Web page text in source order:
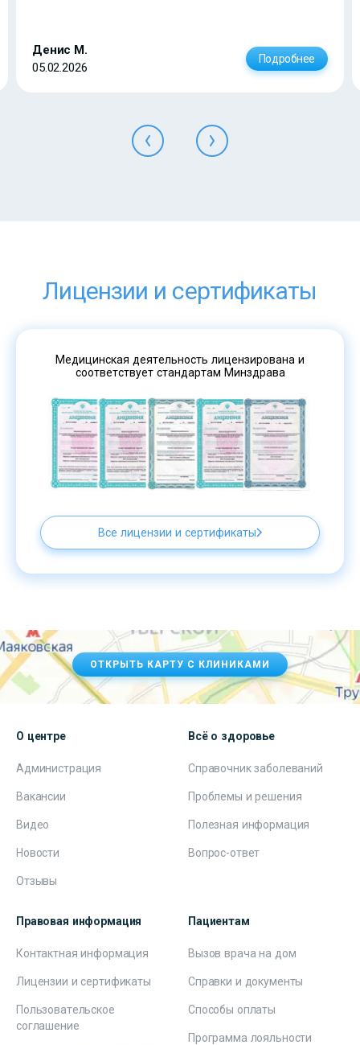
Денис М.
05.02.2026
Подробнее
Лицензии и сертификаты
Медицинская деятельность лицензирована и
соответствует стандартам Минздрава
Все лицензии и сертификаты
ОТКРЫТЬ КАРТУ С КЛИНИКАМИ
О центре
Администрация
Вакансии
Видео
Новости
Отзывы
Всё о здоровье
Справочник заболеваний
Проблемы и решения
Полезная информация
Вопрос-ответ
Правовая информация
Контактная информация
Лицензии и сертификаты
Пользовательское
соглашение
Пациентам
Вызов врача на дом
Справки и документы
Способы оплаты
Программа лояльности